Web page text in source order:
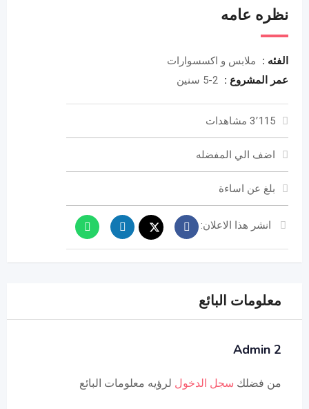
نظره عامه
الفئه :
ملابس و اكسسوارات
عمر المشروع : 2-5 سنين
3٬115 مشاهدات
اضف الي المفضله
بلغ عن اساءة
انشر هذا الاعلان:
معلومات البائع
Admin 2
من فضلك سجل الدخول لرؤيه معلومات البائع